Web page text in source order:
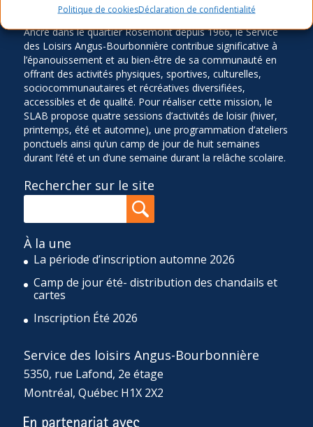
Politique de cookiesDéclaration de confidentialité
Ancré dans le quartier Rosemont depuis 1966, le Service
des Loisirs Angus-Bourbonnière contribue significative à
l’épanouissement et au bien-être de sa communauté en
offrant des activités physiques, sportives, culturelles,
sociocommunautaires et récréatives diversifiées,
accessibles et de qualité. Pour réaliser cette mission, le
SLAB propose quatre sessions d’activités de loisir (hiver,
printemps, été et automne), une programmation d’ateliers
ponctuels ainsi qu’un camp de jour de huit semaines
durant l’été et un d’une semaine durant la relâche scolaire.
Rechercher sur le site
À la une
La période d’inscription automne 2026
Camp de jour été- distribution des chandails et
cartes
Inscription Été 2026
Service des loisirs Angus-Bourbonnière
5350, rue Lafond, 2e étage
Montréal, Québec H1X 2X2